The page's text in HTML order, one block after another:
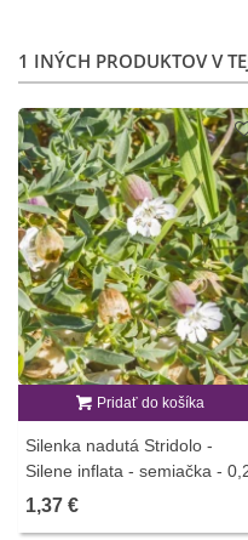
1 INÝCH PRODUKTOV V
Pridať do košíka
Silenka nadutá Stridolo -
Silene inflata - semiačka -
g
1,37 €